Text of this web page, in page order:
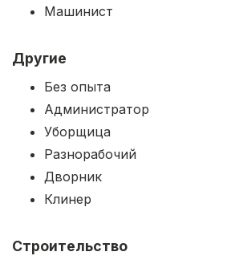
Машинист
Другие
Без опыта
Администратор
Уборщица
Разнорабочий
Дворник
Клинер
Строительство